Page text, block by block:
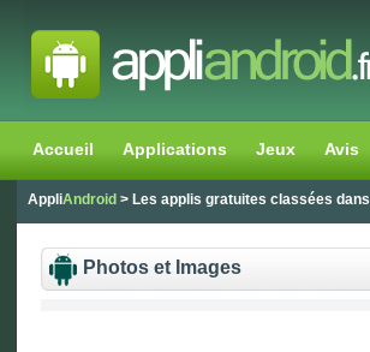
Accueil Applications Jeux Avis
AppliAndroid > Les applis gratuites classées dans
Photos et Images